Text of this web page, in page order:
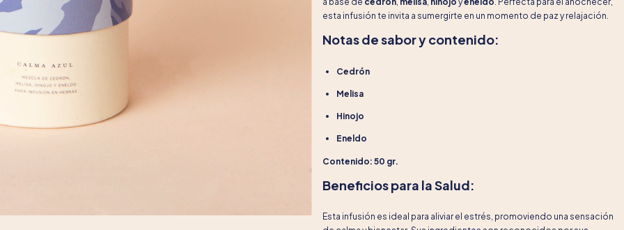
esta infusión te invita a sumergirte en un momento de paz y relajación.
Notas de sabor y contenido:
Cedrón
Melisa
Hinojo
Eneldo
Contenido: 50 gr.
Beneficios para la Salud:
Esta infusión es ideal para aliviar el estrés, promoviendo una sensación